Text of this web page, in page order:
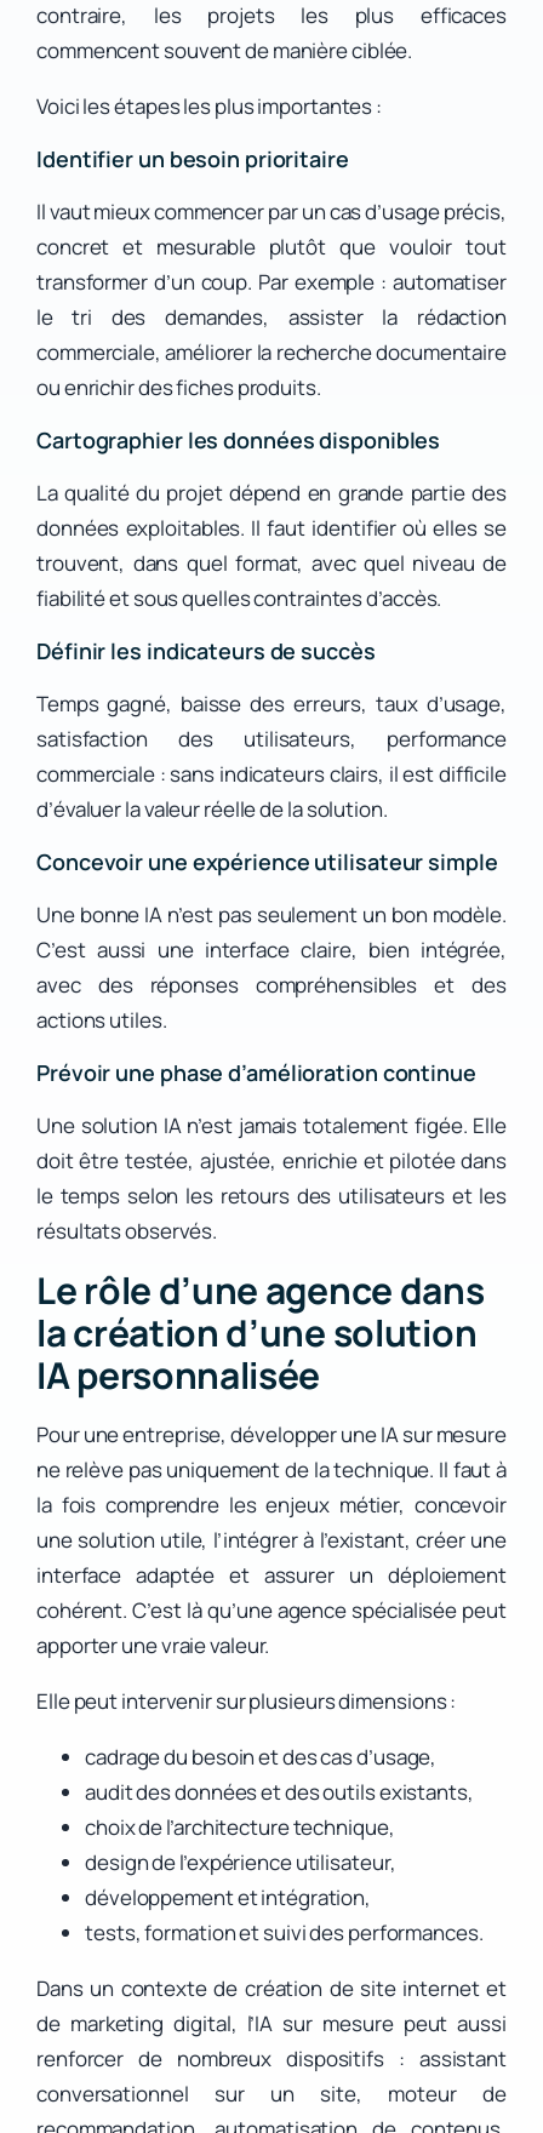
contraire, les projets les plus efficaces
commencent souvent de manière ciblée.
Voici les étapes les plus importantes :
Identifier un besoin prioritaire
Il vaut mieux commencer par un cas d’usage précis,
concret et mesurable plutôt que vouloir tout
transformer d’un coup. Par exemple : automatiser
le tri des demandes, assister la rédaction
commerciale, améliorer la recherche documentaire
ou enrichir des fiches produits.
Cartographier les données disponibles
La qualité du projet dépend en grande partie des
données exploitables. Il faut identifier où elles se
trouvent, dans quel format, avec quel niveau de
fiabilité et sous quelles contraintes d’accès.
Définir les indicateurs de succès
Temps gagné, baisse des erreurs, taux d’usage,
satisfaction des utilisateurs, performance
commerciale : sans indicateurs clairs, il est difficile
d’évaluer la valeur réelle de la solution.
Concevoir une expérience utilisateur simple
Une bonne IA n’est pas seulement un bon modèle.
C’est aussi une interface claire, bien intégrée,
avec des réponses compréhensibles et des
actions utiles.
Prévoir une phase d’amélioration continue
Une solution IA n’est jamais totalement figée. Elle
doit être testée, ajustée, enrichie et pilotée dans
le temps selon les retours des utilisateurs et les
résultats observés.
Le rôle d’une agence dans
la création d’une solution
IA personnalisée
Pour une entreprise, développer une IA sur mesure
ne relève pas uniquement de la technique. Il faut à
la fois comprendre les enjeux métier, concevoir
une solution utile, l’intégrer à l’existant, créer une
interface adaptée et assurer un déploiement
cohérent. C’est là qu’une agence spécialisée peut
apporter une vraie valeur.
Elle peut intervenir sur plusieurs dimensions :
cadrage du besoin et des cas d’usage,
audit des données et des outils existants,
choix de l’architecture technique,
design de l’expérience utilisateur,
développement et intégration,
tests, formation et suivi des performances.
Dans un contexte de création de site internet et
de marketing digital, l’IA sur mesure peut aussi
renforcer de nombreux dispositifs : assistant
conversationnel sur un site, moteur de